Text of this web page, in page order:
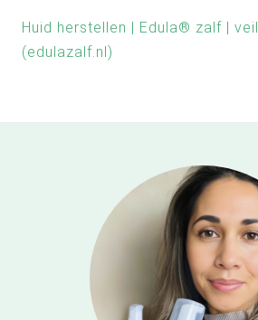
Huid herstellen | Edula® zalf |
(edulazalf.nl)